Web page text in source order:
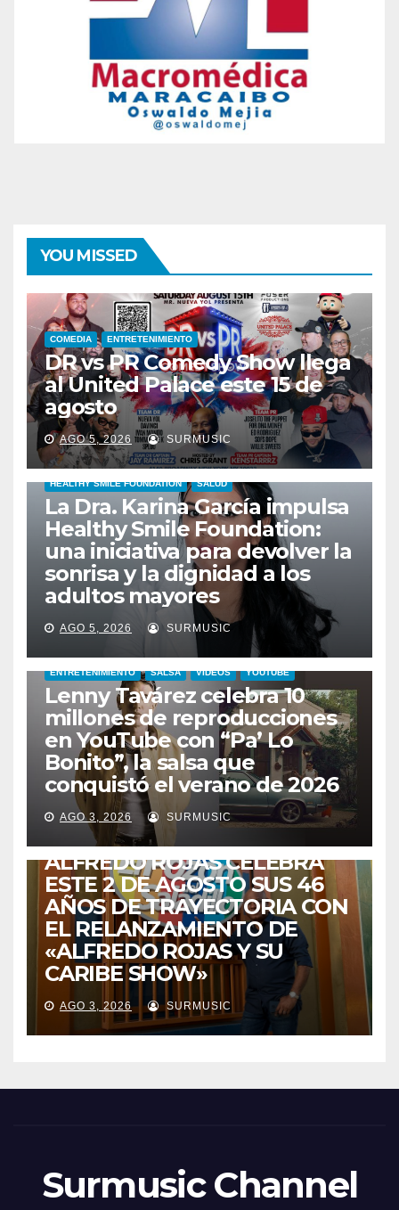
YOU MISSED
COMEDIA ENTRETENIMIENTO
DR vs PR Comedy Show llega
al United Palace este 15 de
agosto
AGO 5, 2026 SURMUSIC
HEALTHY SMILE FOUNDATION SALUD
La Dra. Karina García impulsa
Healthy Smile Foundation:
una iniciativa para devolver la
sonrisa y la dignidad a los
adultos mayores
AGO 5, 2026 SURMUSIC
ENTRETENIMIENTO SALSA VIDEOS YOUTUBE
Lenny Tavárez celebra 10
millones de reproducciones
en YouTube con “Pa’ Lo
Bonito”, la salsa que
conquistó el verano de 2026
AGO 3, 2026 SURMUSIC
CABIMAS ENTRETENIMIENTO TALENTO ZULIANO
VENEZUELA
DE VUELTA A CASA:
ALFREDO ROJAS CELEBRA
ESTE 2 DE AGOSTO SUS 46
AÑOS DE TRAYECTORIA CON
EL RELANZAMIENTO DE
«ALFREDO ROJAS Y SU
CARIBE SHOW»
AGO 3, 2026 SURMUSIC
Surmusic Channel